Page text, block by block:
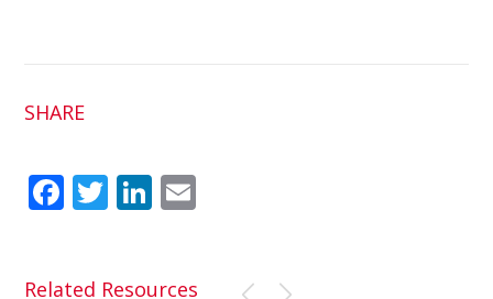
SHARE
Fac
Twit
Link
Related Resources